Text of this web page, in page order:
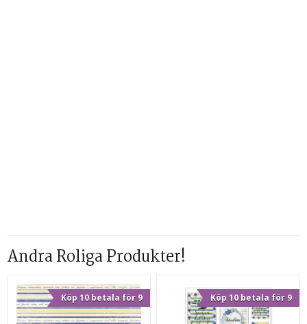
Andra Roliga Produkter!
Köp 10 betala för 9 Köp 10 betala för 9